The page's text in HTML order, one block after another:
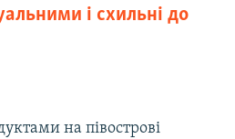
і схильні до
на півострові